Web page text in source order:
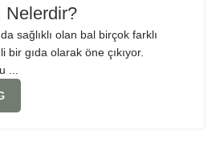
Nelerdir?
sağlıklı olan bal birçok farklı
gıda olarak öne çıkıyor.
...